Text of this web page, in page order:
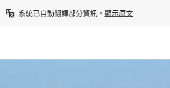
系統已自動翻譯部分資訊。 顯示原文